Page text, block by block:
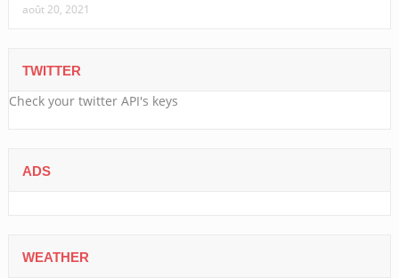
août 20, 2021
TWITTER
Check your twitter API's keys
ADS
WEATHER